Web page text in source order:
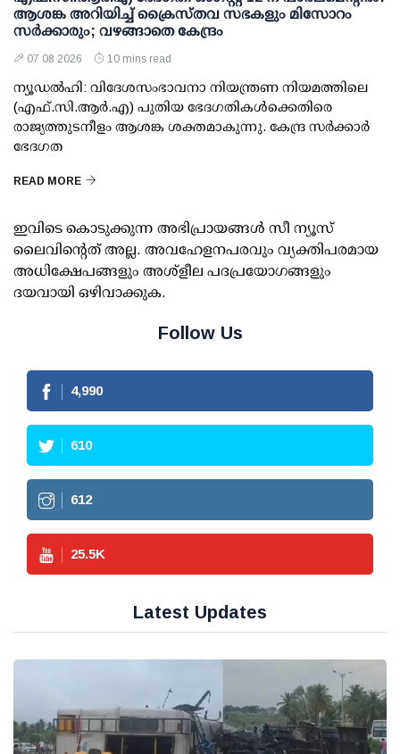
ആശങ്ക അറിയിച്ച് ക്രൈസ്തവ സഭകളും മിസോറം
സര്‍ക്കാരും; വഴങ്ങാതെ കേന്ദ്രം
07 08 2026 10 mins read
ന്യൂഡല്‍ഹി: വിദേശസംഭാവനാ നിയന്ത്രണ നിയമത്തിലെ
(എഫ്.സി.ആര്‍.എ) പുതിയ ഭേദഗതികള്‍ക്കെതിരെ
രാജ്യത്തുടനീളം ആശങ്ക ശക്തമാകുന്നു. കേന്ദ്ര സര്‍ക്കാര്‍
ഭേദഗത
READ MORE
ഇവിടെ കൊടുക്കുന്ന അഭിപ്രായങ്ങള്‍ സീ ന്യൂസ്
ലൈവിന്റെത് അല്ല. അവഹേളനപരവും വ്യക്തിപരമായ
അധിക്ഷേപങ്ങളും അശ്‌ളീല പദപ്രയോഗങ്ങളും
ദയവായി ഒഴിവാക്കുക.
Follow Us
4,990
610
612
25.5K
Latest Updates